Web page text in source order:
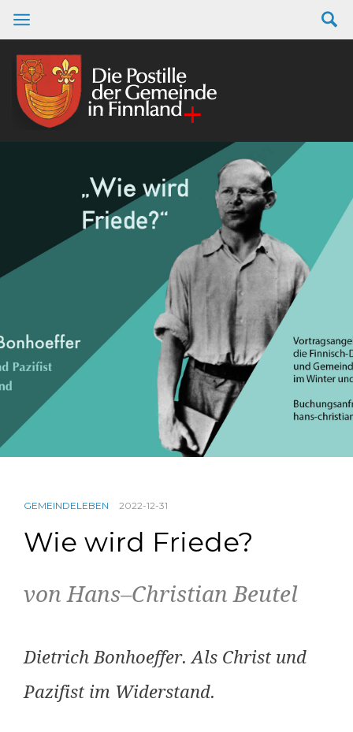
GEMEINDELEBEN 2022-12-31
Wie wird Friede?
von Hans–Christian Beutel
Dietrich Bonhoeffer. Als Christ und
Pazifist im Widerstand.